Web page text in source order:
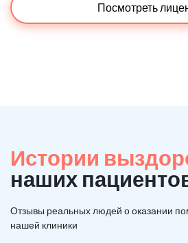
Посмотреть
Истории
наших
Отзывы реальных людей о оказании
нашей клиники